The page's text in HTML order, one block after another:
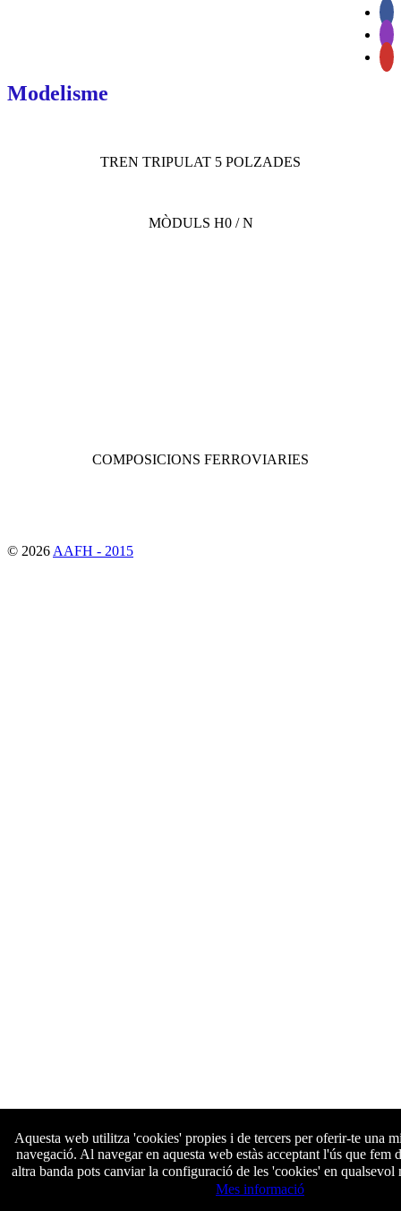
Modelisme
TREN TRIPULAT 5 POLZADES
MÒDULS H0 / N
COMPOSICIONS FERROVIARIES
© 2026 AAFH - 2015
Aquesta web utilitza 'cookies' propies i de tercers per oferir-te una
navegació. Al navegar en aquesta web estàs acceptant l'ús que fem
altra banda pots canviar la configuració de les 'cookies' en qualsevol
Mes informació